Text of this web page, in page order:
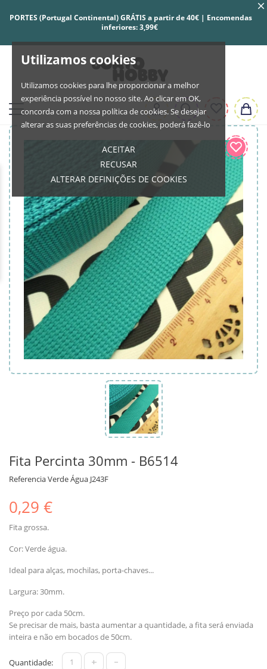
Utilizamos cookies
Utilizamos cookies para lhe proporcionar a melhor
experiência possível no nosso site. Ao clicar em OK,
concorda com a nossa política de cookies. Se desejar
alterar as suas preferências de cookies, poderá fazê-lo
ACEITAR
RECUSAR
ALTERAR DEFINIÇÕES DE COOKIES
PORTES (Portugal Continental) GRÁTIS a partir de 40€ | Encomendas
inferiores: 3,99€
Fita Percinta 30mm - B6514
ReferenciaVerde Água J243F
0,29 €
Fita grossa.
Cor: Verde água.
Ideal para alças, mochilas, porta-chaves...
Largura: 30mm.
Preço por cada 50cm.
Se precisar de mais, basta aumentar a quantidade, a fita será enviada
inteira e não em bocados de 50cm.
Quantidade: + -